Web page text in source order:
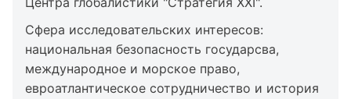
Сфера исследовательских интересов:
национальная безопасность государсва,
международное и морское право,
евроатлантическое сотрудничество и история